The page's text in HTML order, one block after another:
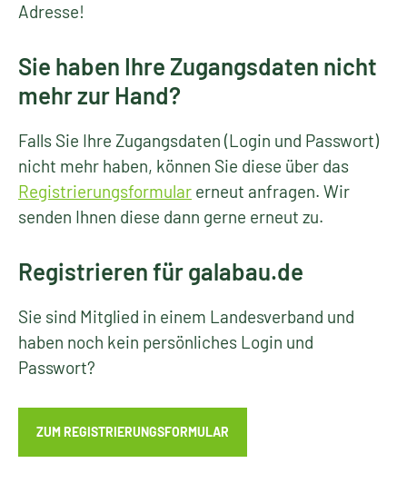
Adresse!
Sie haben Ihre Zugangsdaten nicht
mehr zur Hand?
Falls Sie Ihre Zugangsdaten (Login und Passwort)
nicht mehr haben, können Sie diese über das
Registrierungsformular erneut anfragen. Wir
senden Ihnen diese dann gerne erneut zu.
Registrieren für galabau.de
Sie sind Mitglied in einem Landesverband und
haben noch kein persönliches Login und
Passwort?
ZUM REGISTRIERUNGSFORMULAR